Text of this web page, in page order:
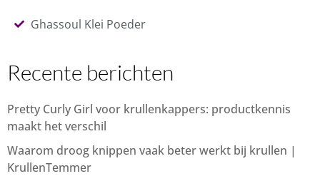
Ghassoul Klei Poeder
Recente berichten
Pretty Curly Girl voor krullenkappers: productkennis
maakt het verschil
Waarom droog knippen vaak beter werkt bij krullen |
KrullenTemmer